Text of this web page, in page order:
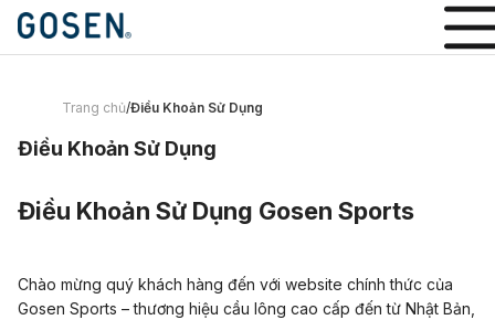
Trang chủ/Điều Khoản Sử Dụng
Điều Khoản Sử Dụng
Điều Khoản Sử Dụng Gosen Sports
Chào mừng quý khách hàng đến với website chính thức của
Gosen Sports – thương hiệu cầu lông cao cấp đến từ Nhật Bản,